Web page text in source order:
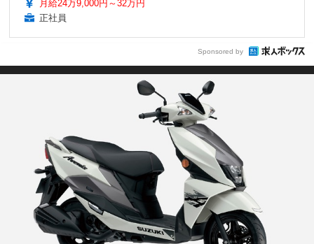
月給24万9,000円～32万円
正社員
Sponsored by